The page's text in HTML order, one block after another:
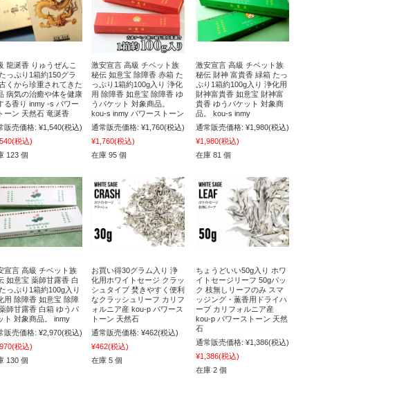
龍涎香 りゅうぜんこ
っぷり1箱約150グラ
くから珍重されてきた
病気の治癒や体を健康
る香り inmy -s パワー
ーン 天然石 竜涎香
販売価格: ¥1,540(税込)
(税込)
123 個
激安宣言 高級 チベット族
秘伝 如意宝 除障香 赤箱 た
っぷり1箱約100g入り 浄化
用 除障香 如意宝 除障香 ゆ
うパケット 対象商品。
kou-s inmy パワーストーン
通常販売価格: ¥1,760(税込)
¥1,760(税込)
在庫 95 個
激安宣言 高級 チベット族
秘伝 財神 富貴香 緑箱 たっ
ぷり1箱約100g入り 浄化用
財神富貴香 如意宝 財神富
貴香 ゆうパケット 対象商
品。 kou-s inmy
通常販売価格: ¥1,980(税込)
¥1,980(税込)
在庫 81 個
宣言 高級 チベット族
如意宝 薬師甘露香 白
っぷり1箱約100g入り
用 除障香 如意宝 除障
師甘露香 白箱 ゆうパ
ト 対象商品。 inmy
販売価格: ¥2,970(税込)
(税込)
130 個
お買い得30グラム入り 浄
化用ホワイトセージ クラッ
シュタイプ 焚きやすく便利
なクラッシュリーフ カリフ
ォルニア産 kou-p パワース
トーン 天然石
通常販売価格: ¥462(税込)
¥462(税込)
在庫 5 個
ちょうどいい50g入り ホワ
イトセージリーフ 50gパッ
ク 枝無しリーフのみ スマ
ッジング・薫香用ドライハ
ーブ カリフォルニア産
kou-p パワーストーン 天然
石
通常販売価格: ¥1,386(税込)
¥1,386(税込)
在庫 2 個